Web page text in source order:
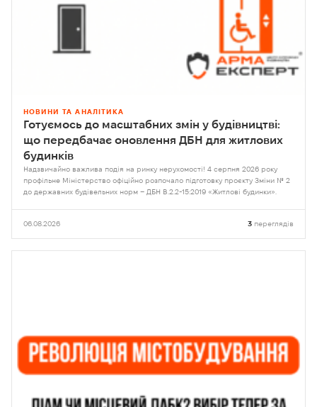
НОВИНИ ТА АНАЛІТИКА
Готуємось до масштабних змін у будівництві:
що передбачає оновлення ДБН для житлових
будинків
Надзвичайно важлива подія на ринку нерухомості! 4 серпня 2026 року
профільне Міністерство офіційно розпочало підготовку проєкту Зміни № 2
до державних будівельних норм – ДБН В.2.2-15:2019 «Житлові будинки».
06.08.2026 3 переглядів